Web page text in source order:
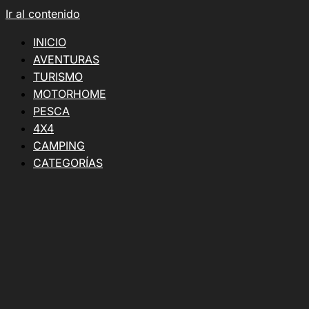
Ir al contenido
INICIO
AVENTURAS
TURISMO
MOTORHOME
PESCA
4X4
CAMPING
CATEGORÍAS